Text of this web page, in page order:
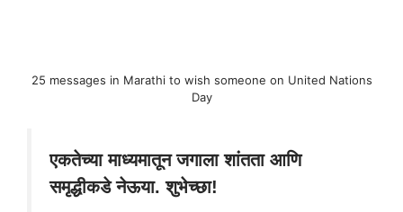
25 messages in Marathi to wish someone on United Nations
Day
एकतेच्या माध्यमातून जगाला शांतता आणि
समृद्धीकडे नेऊया. शुभेच्छा!